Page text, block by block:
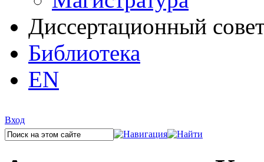
Диссертационный
Библиотека
EN
Вход